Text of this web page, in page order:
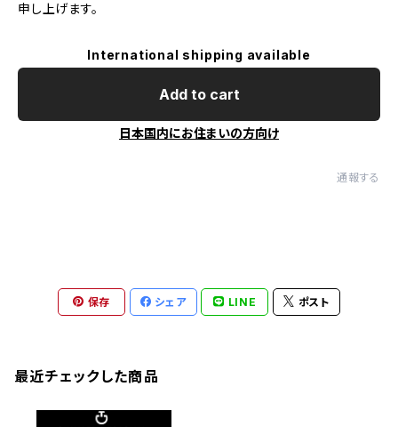
申し上げます。
International shipping available
Add to cart
日本国内にお住まいの方向け
通報する
保存 シェア LINE ポスト
最近チェックした商品